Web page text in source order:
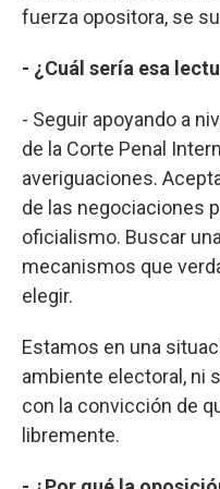
fuerza opositora, se
- ¿Cuál sería esa
- Seguir apoyando a
de la Corte Penal
averiguaciones.
de las negociaciones
oficialismo. Buscar
mecanismos que
elegir.
Estamos en una
ambiente electoral, ni
con la convicción de
libremente.